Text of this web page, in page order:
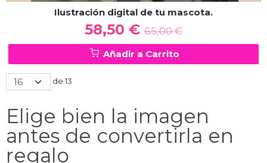
Ilustración digital de tu mascota.
58,50 € 65,00 €
Añadir a Carrito
de 13
Elige bien la imagen
antes de convertirla en
regalo